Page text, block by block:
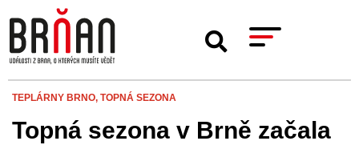
TEPLÁRNY BRNO, TOPNÁ SEZONA
Topná sezona v Brně začala